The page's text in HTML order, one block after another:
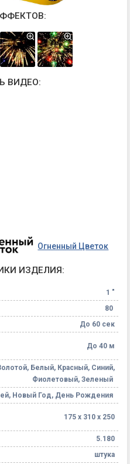
ВИДЕО:
Огненный Цветок
ИЗДЕЛИЯ:
1 "
80
До 60 сек
До 40 м
Белый, Красный, Синий,
Фиолетовый, Зеленый
Новый Год, День Рождения
175 х 310 х 250
5.180
штука